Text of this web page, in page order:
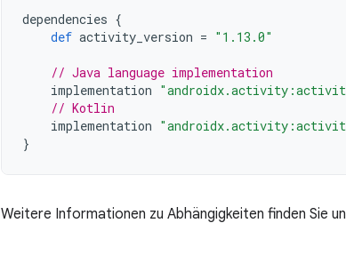
dependencies {
def activity_version = "1.13.0"
// Java language implementation
implementation
// Kotlin
implementation
}
Weitere Informationen zu Abhängigkeiten finden Sie